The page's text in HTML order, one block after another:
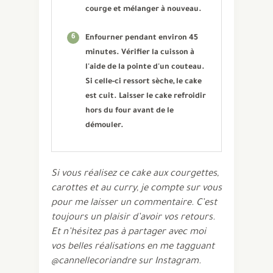
courge et mélanger à nouveau.
6
Enfourner pendant environ 45
minutes. Vérifier la cuisson à
l'aide de la pointe d'un couteau.
Si celle-ci ressort sèche, le cake
est cuit. Laisser le cake refroidir
hors du four avant de le
démouler.
Si vous réalisez ce cake aux courgettes,
carottes et au curry, je compte sur vous
pour me laisser un commentaire. C’est
toujours un plaisir d’avoir vos retours.
Et n’hésitez pas à partager avec moi
vos belles réalisations en me tagguant
@cannellecoriandre sur Instagram.